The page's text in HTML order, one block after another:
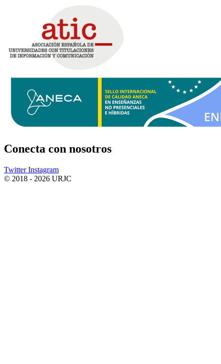
Conecta con nosotros
Twitter Instagram
© 2018 - 2026 URJC